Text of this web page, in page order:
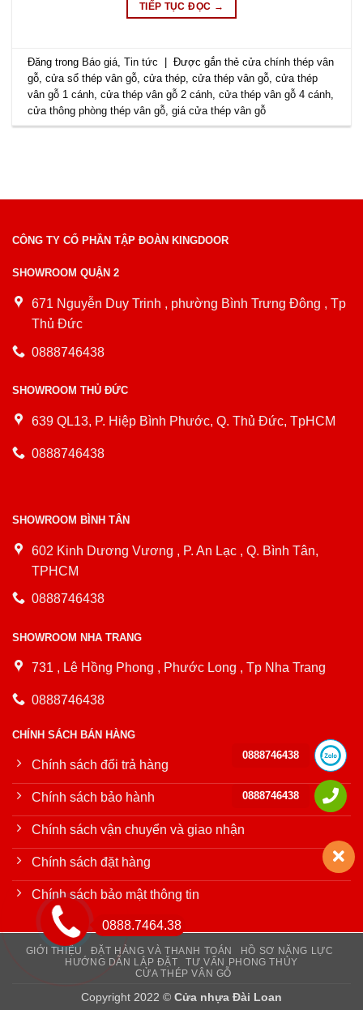
TIẾP TỤC ĐỌC →
Đăng trong Báo giá ,Tin tức Được gắn thẻcửa chính thép vân
gỗ ,cửa sổ thép vân gỗ ,cửa thép ,cửa thép vân gỗ ,cửa thép
vân gỗ 1 cánh ,cửa thép vân gỗ 2 cánh ,cửa thép vân gỗ 4 cánh
cửa thông phòng thép vân gỗ ,giá cửa thép vân gỗ
CÔNG TY CỔ PHẦN TẬP ĐOÀN KINGDOOR
SHOWROOM QUẬN 2
671 Nguyễn Duy Trinh , phường Bình Trưng Đông , Tp
Thủ Đức
0888746438
SHOWROOM THỦ ĐỨC
639 QL13, P. Hiệp Bình Phước, Q. Thủ Đức, TpHCM
0888746438
SHOWROOM BÌNH TÂN
602 Kinh Dương Vương , P. An Lạc , Q. Bình Tân,
TPHCM
0888746438
SHOWROOM NHA TRANG
731 , Lê Hồng Phong , Phước Long , Tp Nha Trang
0888746438
CHÍNH SÁCH BÁN HÀNG
Chính sách đổi trả hàng
Chính sách bảo hành
Chính sách vận chuyển và giao nhận
Chính sách đặt hàng
Chính sách bảo mật thông tin
GIỚI THIỆU ĐẶT HÀNG VÀ THANH TOÁN
HỒ SƠ NĂNG LỰC
HƯỚNG DẪN LẮP ĐẶT
TƯ VẤN PHONG THỦY
CỬA THÉP VÂN GỖ
Copyright 2022 © Cửa nhựa Đài Loan
0888.7464.38
0888746438
0888746438